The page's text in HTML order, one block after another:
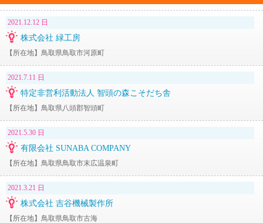
2021.12.12 日
株式会社 緑工房
【所在地】鳥取県鳥取市河原町
2021.7.11 日
特定非営利活動法人 智頭の森こそだち舎
【所在地】鳥取県八頭郡智頭町
2021.5.30 日
有限会社 SUNABA COMPANY
【所在地】鳥取県鳥取市末広温泉町
2021.3.21 日
株式会社 吉谷機械製作所
【所在地】鳥取県鳥取市古海